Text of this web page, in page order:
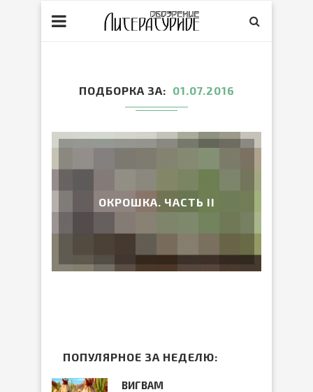
ПОДБОРКА ЗА 01.07.2016
ОКРОШКА. ЧАСТЬ II
ПОПУЛЯРНОЕ ЗА НЕДЕЛЮ:
ВИГВАМ